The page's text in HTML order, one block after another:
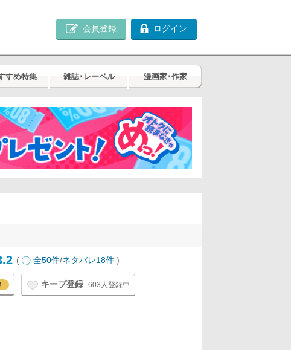
会員登録 ログイン
すめ特集 雑誌･レーベル 漫画家･作家
( 全50件/ネタバレ18件 )
キープ登録 603人登録中